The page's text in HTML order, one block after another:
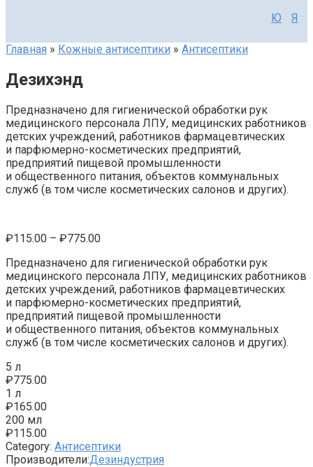
Ю Я
Главная » Кожные антисептики » Антисептики
Дезихэнд
Предназначено для гигиенической обработки рук
медицинского персонала ЛПУ, медицинских работников
детских учреждений, работников фармацевтических
и парфюмерно-косметических предприятий,
предприятий пищевой промышленности
и общественного питания, объектов коммунальных
служб (в том числе косметических салонов и других).
₽115.00 – ₽775.00
Предназначено для гигиенической обработки рук
медицинского персонала ЛПУ, медицинских работников
детских учреждений, работников фармацевтических
и парфюмерно-косметических предприятий,
предприятий пищевой промышленности
и общественного питания, объектов коммунальных
служб (в том числе косметических салонов и других).
5 л
₽775.00
1 л
₽165.00
200 мл
₽115.00
Category: Антисептики
Производители:Дезиндустрия